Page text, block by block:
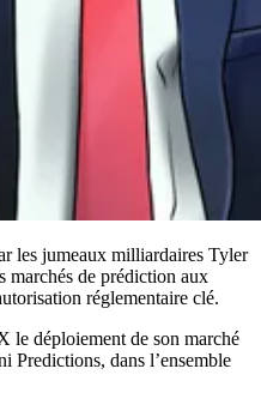
les jumeaux milliardaires Tyler
marchés de prédiction aux
réglementaire clé.
le déploiement de son marché
Predictions, dans l’ensemble